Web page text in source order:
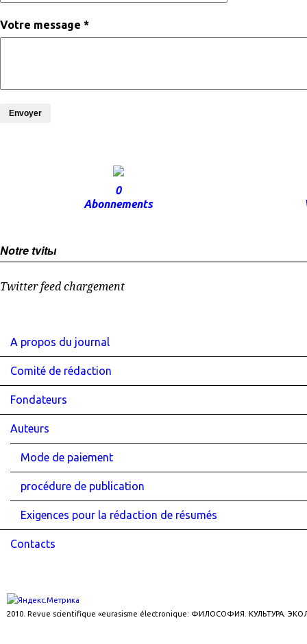
Votre message *
Envoyer
0
Abonnements
Notre tvitы
Twitter feed chargement
A propos du journal
Comité de rédaction
Fondateurs
Auteurs
Mode de paiement
procédure de publication
Exigences pour la rédaction de résumés
Contacts
2010. Revue scientifique «eurasisme électronique: ФИЛОСОФИЯ. КУЛЬТУРА.